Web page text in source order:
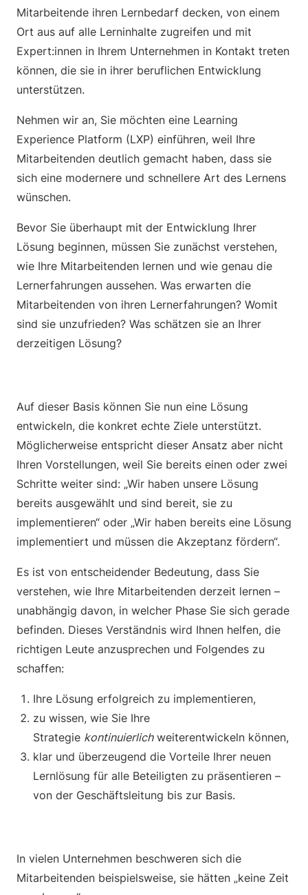
Mitarbeitende ihren Lernbedarf decken, von einem
Ort aus auf alle Lerninhalte zugreifen und mit
Expert:innen in Ihrem Unternehmen in Kontakt treten
können, die sie in ihrer beruflichen Entwicklung
unterstützen.
Nehmen wir an, Sie möchten eine Learning
Experience Platform (LXP) einführen, weil Ihre
Mitarbeitenden deutlich gemacht haben, dass sie
sich eine modernere und schnellere Art des Lernens
wünschen.
Bevor Sie überhaupt mit der Entwicklung Ihrer
Lösung beginnen, müssen Sie zunächst verstehen,
wie Ihre Mitarbeitenden lernen und wie genau die
Lernerfahrungen aussehen. Was erwarten die
Mitarbeitenden von ihren Lernerfahrungen? Womit
sind sie unzufrieden? Was schätzen sie an Ihrer
derzeitigen Lösung?
Auf dieser Basis können Sie nun eine Lösung
entwickeln, die konkret echte Ziele unterstützt.
Möglicherweise entspricht dieser Ansatz aber nicht
Ihren Vorstellungen, weil Sie bereits einen oder zwei
Schritte weiter sind: „Wir haben unsere Lösung
bereits ausgewählt und sind bereit, sie zu
implementieren“ oder „Wir haben bereits eine Lösung
implementiert und müssen die Akzeptanz fördern“.
Es ist von entscheidender Bedeutung, dass Sie
verstehen, wie Ihre Mitarbeitenden derzeit lernen –
unabhängig davon, in welcher Phase Sie sich gerade
befinden. Dieses Verständnis wird Ihnen helfen, die
richtigen Leute anzusprechen und Folgendes zu
schaffen:
Ihre Lösung erfolgreich zu implementieren,
zu wissen, wie Sie Ihre
Strategie kontinuierlichweiterentwickeln können,
klar und überzeugend die Vorteile Ihrer neuen
Lernlösung für alle Beteiligten zu präsentieren –
von der Geschäftsleitung bis zur Basis.
In vielen Unternehmen beschweren sich die
Mitarbeitenden beispielsweise, sie hätten „keine Zeit